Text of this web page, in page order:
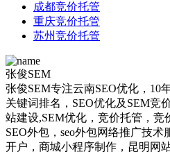
成都竞价托管
重庆竞价托管
苏州竞价托管
张俊SEM
张俊SEM专注云南SEO优化，10
关键词排名，SEO优化及SEM竞
站建设,SEM优化，竞价托管，竞
SEO外包，seo外包网络推广技
开户，商城小程序制作，昆明网